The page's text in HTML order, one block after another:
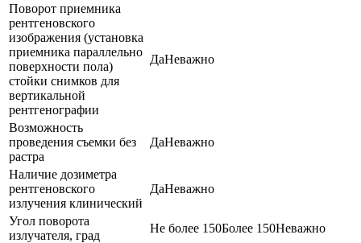
Поворот приемника
рентгеновского
изображения (установка
приемника параллельно
поверхности пола)
стойки снимков для
вертикальной
рентгенографии
ДаНеважно
Возможность
проведения съемки без
растра
ДаНеважно
Наличие дозиметра
рентгеновского
излучения клинический
ДаНеважно
Угол поворота
излучателя, град
Не более 150Более 150Неважно